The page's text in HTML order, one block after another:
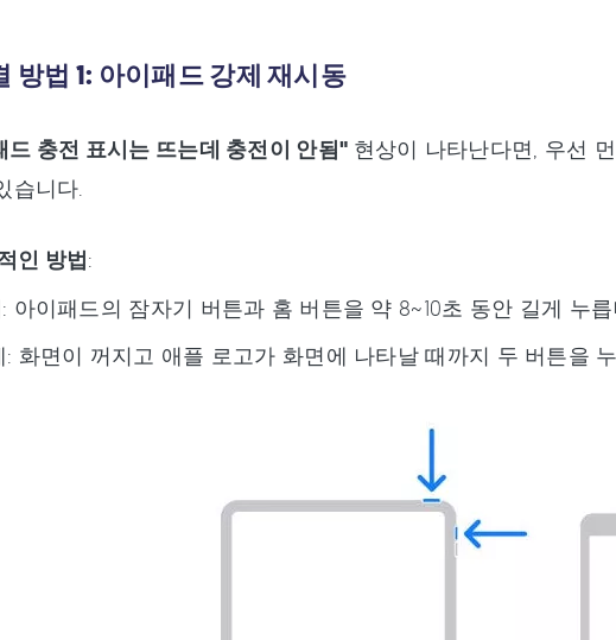
방법 1: 아이패드 강제 재시동
드 충전 표시는 뜨는데 충전이 안됨" 현상이 나타난다면, 우선
습니다.
인 방법:
: 아이패드의 잠자기 버튼과 홈 버튼을 약 8~10초 동안 길게 누릅
: 화면이 꺼지고 애플 로고가 화면에 나타날 때까지 두 버튼을